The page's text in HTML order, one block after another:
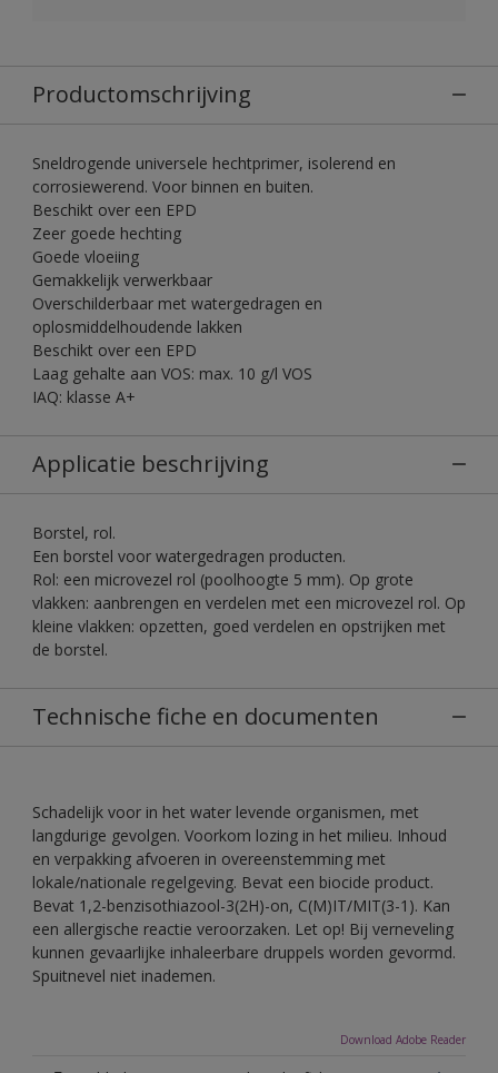
Productomschrijving
Sneldrogende universele hechtprimer, isolerend en
corrosiewerend. Voor binnen en buiten.
Beschikt over een EPD
Zeer goede hechting
Goede vloeiing
Gemakkelijk verwerkbaar
Overschilderbaar met watergedragen en
oplosmiddelhoudende lakken
Beschikt over een EPD
Laag gehalte aan VOS: max. 10 g/l VOS
IAQ: klasse A+
Applicatie beschrijving
Borstel, rol.
Een borstel voor watergedragen producten.
Rol: een microvezel rol (poolhoogte 5 mm). Op grote
vlakken: aanbrengen en verdelen met een microvezel rol. Op
kleine vlakken: opzetten, goed verdelen en opstrijken met
de borstel.
Technische fiche en documenten
Schadelijk voor in het water levende organismen, met
langdurige gevolgen. Voorkom lozing in het milieu. Inhoud
en verpakking afvoeren in overeenstemming met
lokale/nationale regelgeving. Bevat een biocide product.
Bevat 1,2-benzisothiazool-3(2H)-on, C(M)IT/MIT(3-1). Kan
een allergische reactie veroorzaken. Let op! Bij verneveling
kunnen gevaarlijke inhaleerbare druppels worden gevormd.
Spuitnevel niet inademen.
Download Adobe Reader